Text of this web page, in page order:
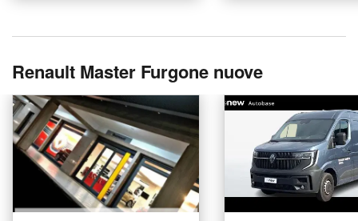
Renault Master Furgone nuove